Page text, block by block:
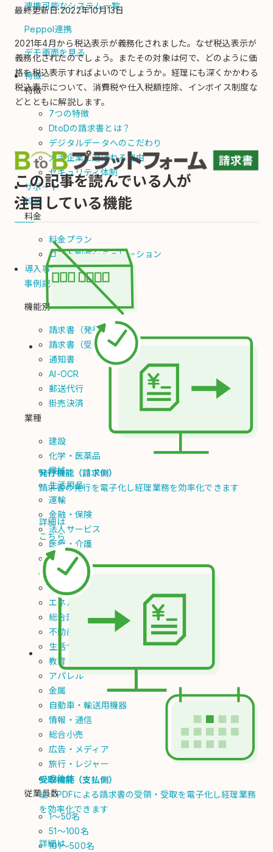
連携可能なシステム一覧
Peppol連携
デモ画面を見る
特徴
特徴
7つの特徴
DtoDの請求書とは？
デジタルデータへのこだわり
大手企業に選ばれる理由
セキュリティ体制
サポート
料金
料金
料金プラン
コスト削減シミュレーション
導入事例
事例記事
機能別
請求書（発行）
請求書（受取）
通知書
AI-OCR
郵送代行
掛売決済
業種
建設
化学・医薬品
機械
生活用品
運輸
金融・保険
法人サービス
医療・介護
フード
素材・材料
エレクトロニクス
エネルギー
総合卸
不動産
生活サービス
教育
アパレル
金属
自動車・輸送用機器
情報・通信
総合小売
広告・メディア
旅行・レジャー
自治体
従業員数
1～50名
51～100名
101～500名
最終更新日:2022年10月13日
2021年4月から税込表示が義務化されました。なぜ税込表示が
義務化されたのでしょう。またその対象は何で、どのように価
格を税込表示すればよいのでしょうか。経理にも深くかかわる
税込表示について、消費税や仕入税額控除、インボイス制度な
どとともに解説します。
この記事を読んでいる人が
注目している機能
発行機能（請求側）
請求書の発行を電子化し経理業務を効率化できます
詳細は
こちら
受取機能（支払側）
紙・PDFによる請求書の受領・受取を電子化し経理業務
を効率化できます
詳細は